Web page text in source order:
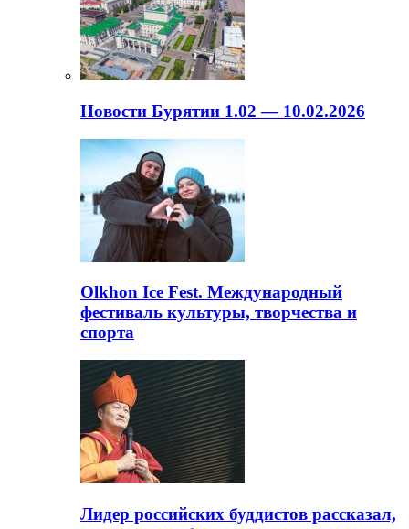
Новости Бурятии 1.02 — 10.02.2026
Olkhon Ice Fest. Международный
фестиваль культуры, творчества и
спорта
Лидер российских буддистов рассказал,